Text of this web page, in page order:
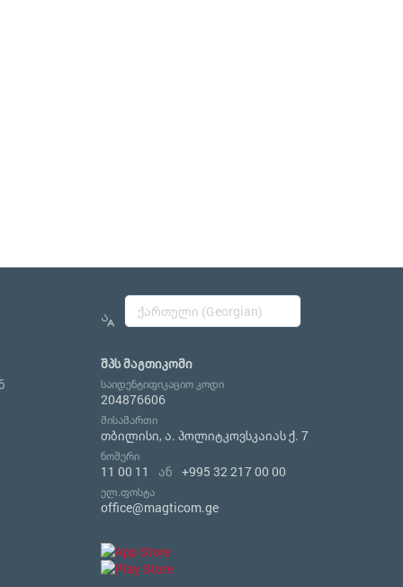
შპს მაგთიკომი
საიდენტიფიკაციო კოდი
204876606
მისამართი
თბილისი, ა. პოლიტკოვსკაიას ქ. 7
ნომერი
11 00 11 ან +995 32 217 00 00
ელ.ფოსტა
office@magticom.ge